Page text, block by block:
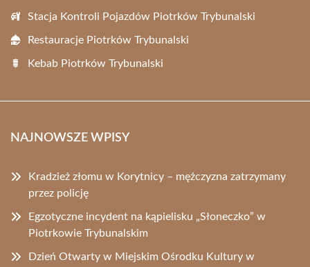
Stacja Kontroli Pojazdów Piotrków Trybunalski
Restauracje Piotrków Trybunalski
Kebab Piotrków Trybunalski
NAJNOWSZE WPISY
Kradzież złomu w Korytnicy – mężczyzna zatrzymany
przez policję
Egzotyczne incydent na kąpielisku „Słoneczko” w
Piotrkowie Trybunalskim
Dzień Otwarty w Miejskim Ośrodku Kultury w